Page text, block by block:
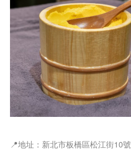
📍地址：新北市板橋區松江街10號